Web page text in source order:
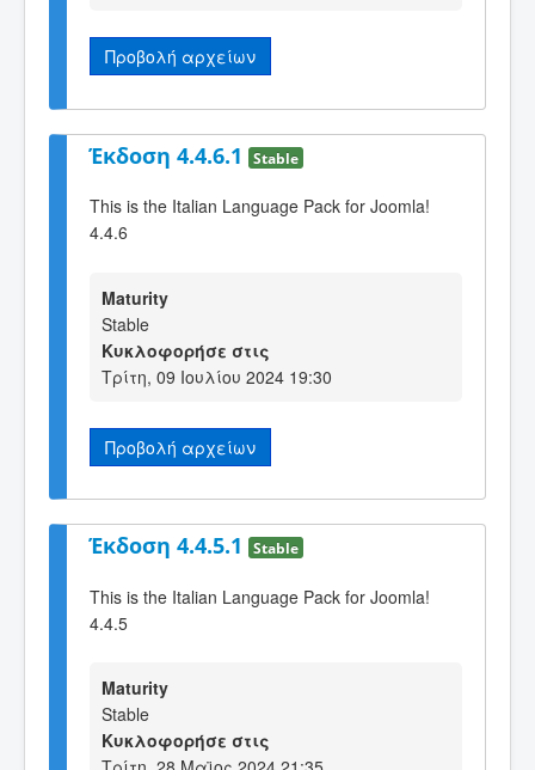
Προβολή αρχείων
Έκδοση 4.4.6.1 Stable
This is the Italian Language Pack for Joomla!
4.4.6
Maturity
Stable
Κυκλοφορήσε στις
Τρίτη, 09 Ιουλίου 2024 19:30
Προβολή αρχείων
Έκδοση 4.4.5.1 Stable
This is the Italian Language Pack for Joomla!
4.4.5
Maturity
Stable
Κυκλοφορήσε στις